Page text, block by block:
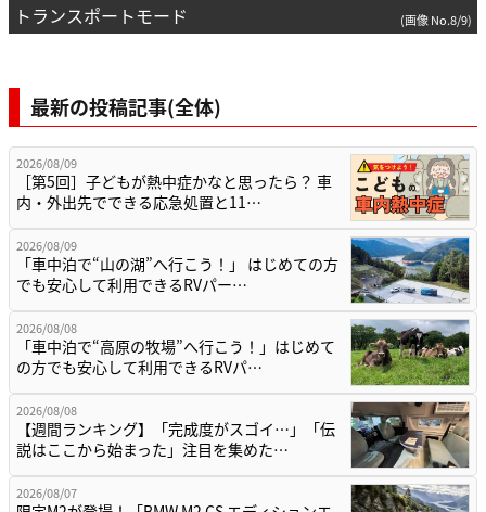
トランスポートモード (画像 No.8/9)
最新の投稿記事(全体)
2026/08/09
［第5回］子どもが熱中症かなと思ったら？ 車
内・外出先でできる応急処置と11…
2026/08/09
「車中泊で“山の湖”へ行こう！」 はじめての方
でも安心して利用できるRVパー…
2026/08/08
「車中泊で“高原の牧場”へ行こう！」はじめて
の方でも安心して利用できるRVパ…
2026/08/08
【週間ランキング】「完成度がスゴイ…」「伝
説はここから始まった」注目を集めた…
2026/08/07